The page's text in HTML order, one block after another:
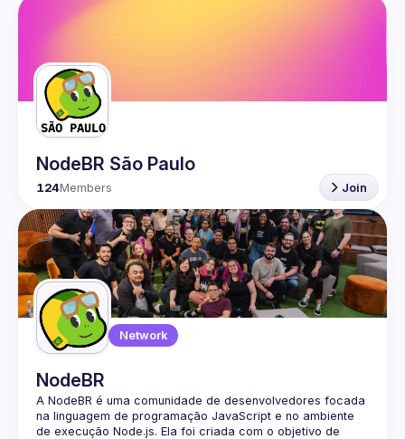
Events
Guilds
NodeBR São Paulo
124Members Join
Network
NodeBR
A NodeBR é uma comunidade de desenvolvedores focada
na linguagem de programação JavaScript e no ambiente
de execução Node.js. Ela foi criada com o objetivo de